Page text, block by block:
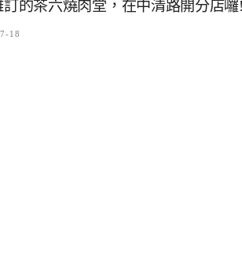
的茶六燒肉堂，在中清路開分店
18